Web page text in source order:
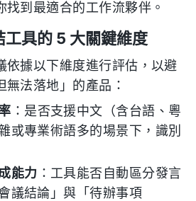
找到最適合的工作流夥伴。
工具的 5 大關鍵維度
依據以下維度進行評估，以避
法落地」的產品：
：是否支援中文（含台語、粵
或專業術語多的場景下，識別
能力 ：工具能否自動區分發言
議結論」與「待辦事項